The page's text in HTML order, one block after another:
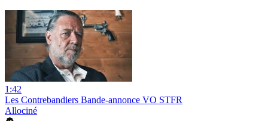
1:42
Les Contrebandiers Bande-annonce VO STFR
Allociné